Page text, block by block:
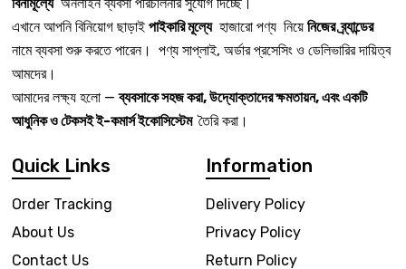
বিনামূল্যেঅনলাইন ব্যবসা পরিচালনার সুযোগ দিচ্ছে।
এখানে আপনি বিনিয়োগ ছাড়াই পাইকারি মূল্যেহাজারো পণ্য নিয়ে নিজের ব্র্যান্ডের
নামে ব্যবসা শুরু করতে পারেন। পণ্য সাপ্লাই, অর্ডার প্রসেসিং ও ডেলিভারির দায়িত্ব
আমদের।
আমাদের লক্ষ্য হলো —ব্যবসাকে সহজ করা, উদ্যোক্তাদের ক্ষমতায়ন, এবং একটি
আধুনিক ও টেকসই ই-কমার্স ইকোসিস্টেম তৈরি করা।
Quick Links
Order Tracking
About Us
Contact Us
Information
Delivery Policy
Privacy Policy
Return Policy